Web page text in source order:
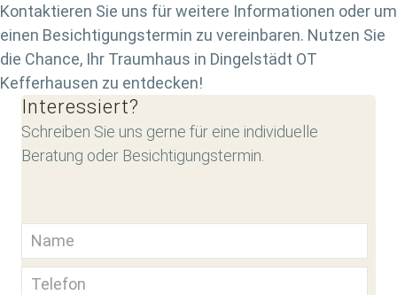
Kontaktieren Sie uns für weitere Informationen oder um
einen Besichtigungstermin zu vereinbaren. Nutzen Sie
die Chance, Ihr Traumhaus in Dingelstädt OT
Kefferhausen zu entdecken!
Interessiert?
Schreiben Sie uns gerne für eine individuelle
Beratung oder Besichtigungstermin.